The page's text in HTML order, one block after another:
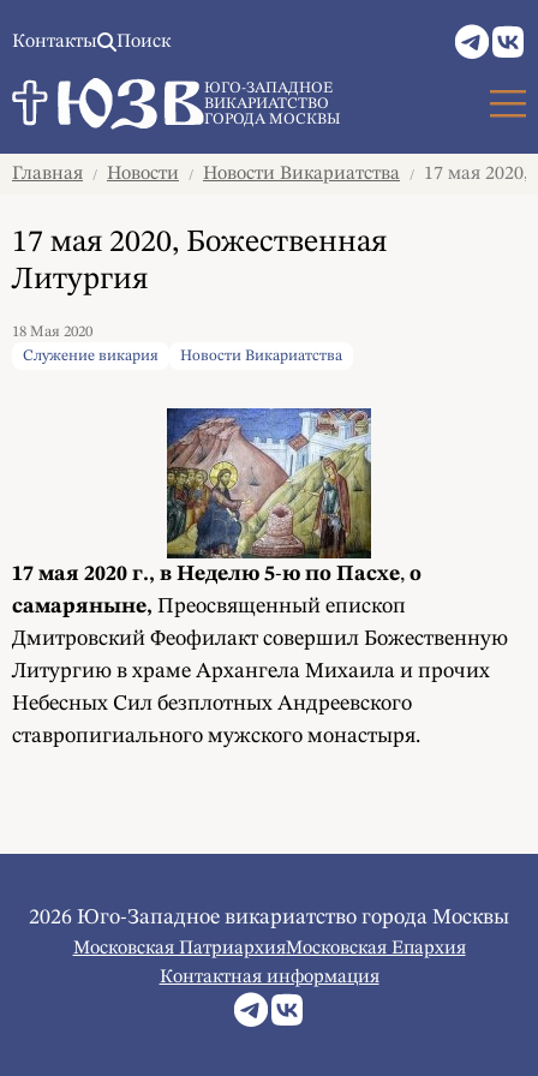
Контакты Поиск
ЮГО-ЗАПАДНОЕ
ВИКАРИАТСТВО
ГОРОДА МОСКВЫ
Главная / Новости / Новости Викариатства / 17 мая 2020,
17 мая 2020, Божественная
Литургия
18 Мая 2020
Служение викария
Новости Викариатства
17 мая 2020 г., в Неделю 5-ю по Пасхе, о
самаряныне, Преосвященный епископ
Дмитровский Феофилакт совершил Божественную
Литургию в храме Архангела Михаила и прочих
Небесных Сил безплотных Андреевского
ставропигиального мужского монастыря.
2026 Юго-Западное викариатство города Москвы
Московская ПатриархияМосковская Епархия
Контактная информация